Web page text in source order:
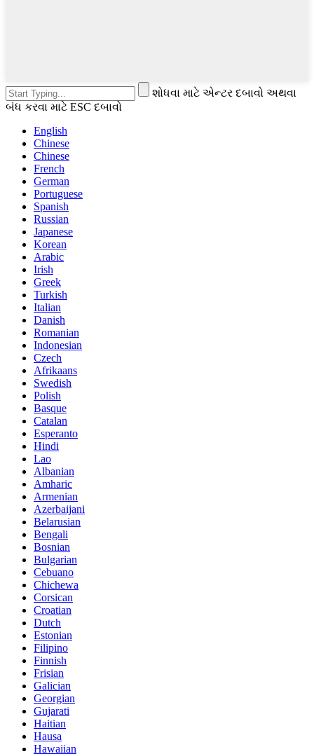
શોધવા માટે એન્ટર દબાવો અથવા
બંધ કરવા માટે ESC દબાવો
English
Chinese
Chinese
French
German
Portuguese
Spanish
Russian
Japanese
Korean
Arabic
Irish
Greek
Turkish
Italian
Danish
Romanian
Indonesian
Czech
Afrikaans
Swedish
Polish
Basque
Catalan
Esperanto
Hindi
Lao
Albanian
Amharic
Armenian
Azerbaijani
Belarusian
Bengali
Bosnian
Bulgarian
Cebuano
Chichewa
Corsican
Croatian
Dutch
Estonian
Filipino
Finnish
Frisian
Galician
Georgian
Gujarati
Haitian
Hausa
Hawaiian